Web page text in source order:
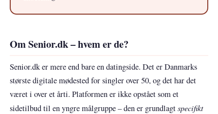
Om Senior.dk – hvem er de?
Senior.dk er mere end bare en datingside. Det er Danmarks
største digitale mødested for singler over 50, og det har det
været i over et årti. Platformen er ikke opstået som et
sidetilbud til en yngre målgruppe – den er grundlagtspecifikt